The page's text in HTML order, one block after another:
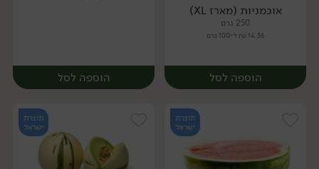
אוכמניות (מארז XL)
250 גרם
14.36 ₪ ל-100 גרם
הוספה לסל הוספה לסל
תוצרת
ישראל
תוצרת
ישראל